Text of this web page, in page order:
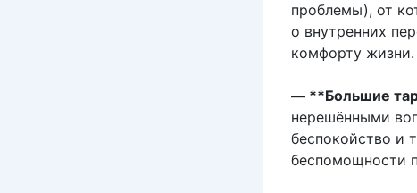
проблемы), от
о внутренних
комфорту жизни.
— **Большие
нерешёнными
беспокойство и
беспомощности